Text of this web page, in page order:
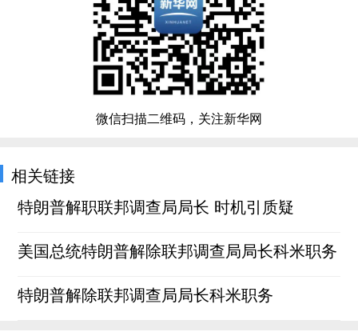
微信扫描二维码，关注新华网
相关链接
特朗普解职联邦调查局局长 时机引质疑
美国总统特朗普解除联邦调查局局长科米职务
特朗普解除联邦调查局局长科米职务